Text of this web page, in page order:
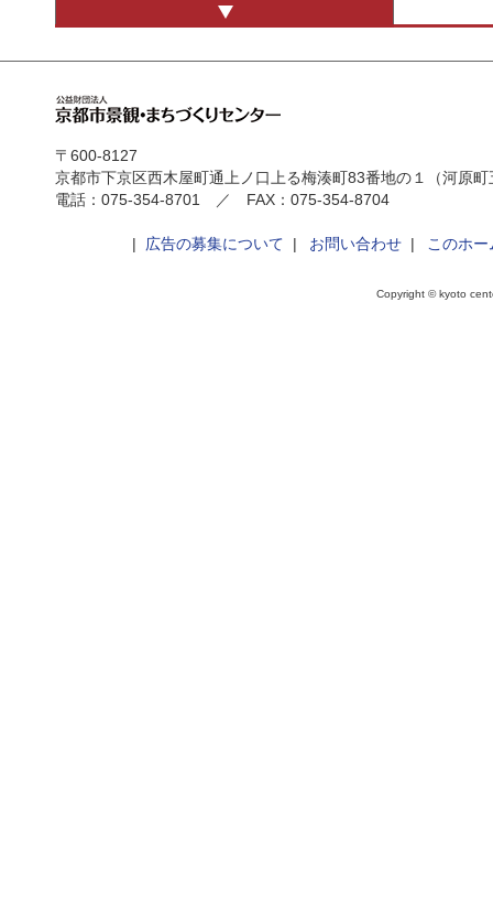
〒600-8127
京都市下京区西木屋町通上ノ口上る梅湊町83番地の１（河原
電話：075-354-8701 ／ FAX：075-354-8704
広告の募集について お問い合わせ| このホー
Copyright © kyoto